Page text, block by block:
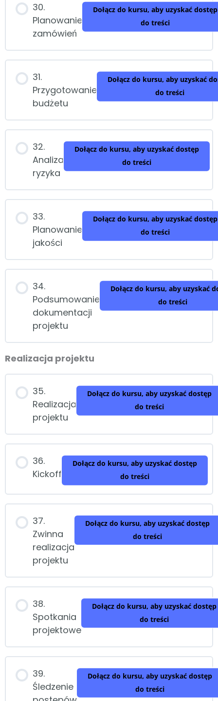
30.
Planowanie
zamówień
Dołącz do kursu, aby uzyskać dostęp
do treści
31.
Przygotowanie
budżetu
Dołącz do kursu, aby uzyskać
do treści
32.
Analiza
ryzyka
Dołącz do kursu, aby uzyskać dostęp
do treści
33.
Planowanie
jakości
Dołącz do kursu, aby uzyskać dostęp
do treści
34.
Podsumowanie
dokumentacji
projektu
Dołącz do kursu, aby uzyskać
do treści
Realizacja projektu
35.
Realizacja
projektu
Dołącz do kursu, aby uzyskać dostęp
do treści
36.
Kickoff
Dołącz do kursu, aby uzyskać dostęp
do treści
37.
Zwinna
realizacja
projektu
Dołącz do kursu, aby uzyskać dostęp
do treści
38.
Spotkania
projektowe
Dołącz do kursu, aby uzyskać dostęp
do treści
39.
Śledzenie
Dołącz do kursu, aby uzyskać dostęp
do treści